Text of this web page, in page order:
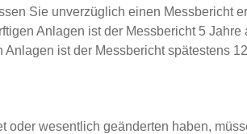
Sie unverzüglich einen Messbericht
Anlagen ist der Messbericht 5
ist der Messbericht spätestens
oder wesentlich geänderten haben,